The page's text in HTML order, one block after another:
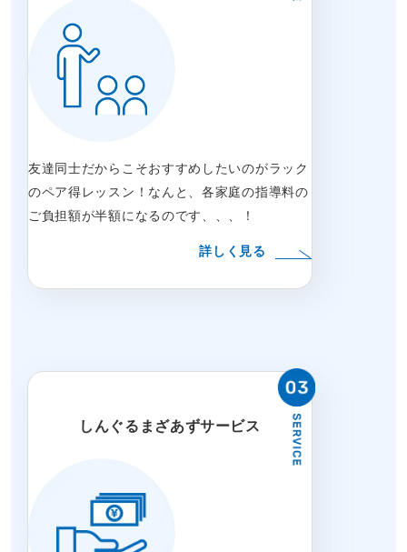
友達同士だからこそおすすめしたいのがラック
のペア得レッスン！なんと、各家庭の指導料の
ご負担額が半額になるのです、、、！
詳しく見る
しんぐるまざあずサービス